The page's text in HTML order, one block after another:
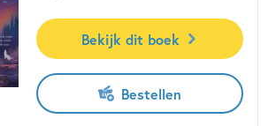
Bekijk dit boek
Bestellen